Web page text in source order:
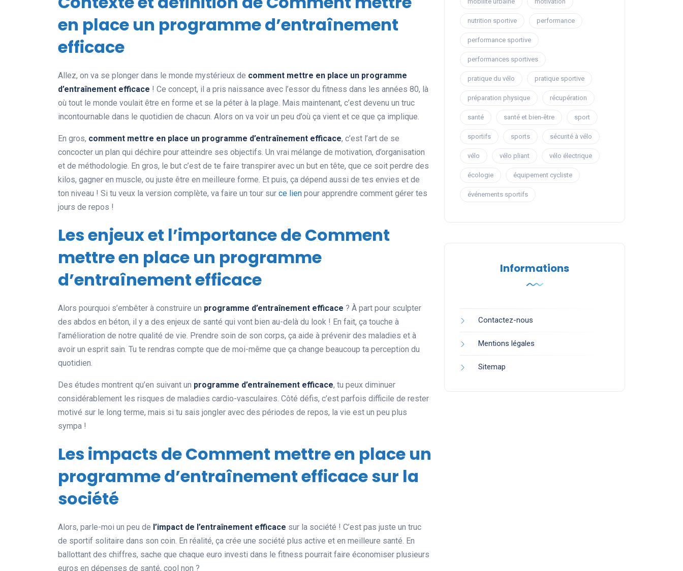
en place un programme d’entraînement
efficace
Allez, on va se plonger dans le monde mystérieux de comment mettre en place un programme
d’entraînement efficace ! Ce concept, il a pris naissance avec l’essor du fitness dans les années 80, là
où tout le monde voulait être en forme et se la péter à la plage. Mais maintenant, c’est devenu un truc
incontournable dans le quotidien de chacun. Alors on va voir un peu d’où ça vient et ce que ça implique.
En gros, comment mettre en place un programme d’entraînement efficace, c’est l’art de se
concocter un plan qui déchire pour atteindre ses objectifs. Un vrai mélange de motivation, d’organisation
et de méthodologie. En gros, le but c’est de te faire transpirer avec un but en tête, que ce soit perdre des
kilos, gagner en muscle, ou juste être en meilleure forme. Et puis, ça dépend aussi de tes envies et de
ton niveau ! Si tu veux la version complète, va faire un tour sur ce lien pour apprendre comment gérer tes
jours de repos !
Les enjeux et l’importance de Comment
mettre en place un programme
d’entraînement efficace
Alors pourquoi s’embêter à construire un programme d’entraînement efficace ? À part pour sculpter
des abdos en béton, il y a des enjeux de santé qui vont bien au-delà du look ! En fait, ça touche à
l’amélioration de notre qualité de vie. Prendre soin de son corps, ça aide à prévenir des maladies et à
avoir un esprit sain. Tu te rendras compte que de moi-même que ça change beaucoup ta perception du
quotidien.
Des études montrent qu’en suivant un programme d’entraînement efficace, tu peux diminuer
considérablement les risques de maladies cardio-vasculaires. Côté défis, c’est parfois difficile de rester
motivé sur le long terme, mais si tu sais jongler avec des périodes de repos, la vie est un peu plus
sympa !
Les impacts de Comment mettre en place un
programme d’entraînement efficace sur la
société
Alors, parle-moi un peu de l’impact de l’entraînement efficace sur la société ! C’est pas juste un truc
de sportif solitaire dans son coin. En réalité, ça crée une société plus active et en meilleure santé. En
ballottant des chiffres, sache que chaque euro investi dans le fitness pourrait faire économiser plusieurs
euros en dépenses de santé, cool non ?
nutrition sportive performance
performance sportive
performances sportives
pratique du vélo pratique sportive
préparation physique récupération
santé santé et bien-être sport
sportifs sports sécurité à vélo
vélo vélo pliant vélo électrique
écologie équipement cycliste
événements sportifs
Informations
Contactez-nous
Mentions légales
Sitemap